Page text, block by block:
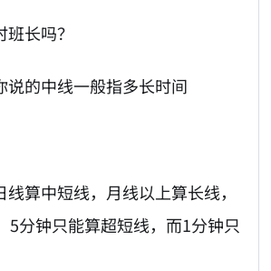
长吗？
说的中线一般指多长时间
算中短线，月线以上算长线，
5分钟只能算超短线，而1分钟只